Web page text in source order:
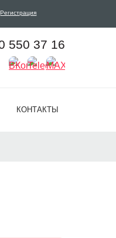
Регистрация
550 37 16
КОНТАКТЫ